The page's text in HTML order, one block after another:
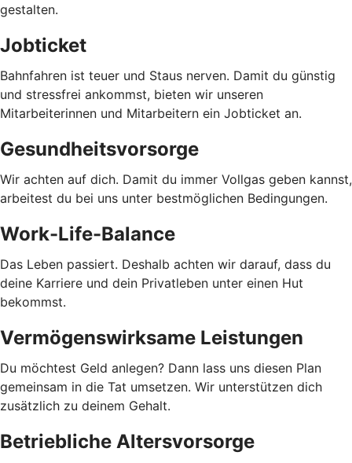
gestalten.
Jobticket
Bahnfahren ist teuer und Staus nerven. Damit du günstig
und stressfrei ankommst, bieten wir unseren
Mitarbeiterinnen und Mitarbeitern ein Jobticket an.
Gesundheitsvorsorge
Wir achten auf dich. Damit du immer Vollgas geben kannst,
arbeitest du bei uns unter bestmöglichen Bedingungen.
Work-Life-Balance
Das Leben passiert. Deshalb achten wir darauf, dass du
deine Karriere und dein Privatleben unter einen Hut
bekommst.
Vermögenswirksame Leistungen
Du möchtest Geld anlegen? Dann lass uns diesen Plan
gemeinsam in die Tat umsetzen. Wir unterstützen dich
zusätzlich zu deinem Gehalt.
Betriebliche Altersvorsorge